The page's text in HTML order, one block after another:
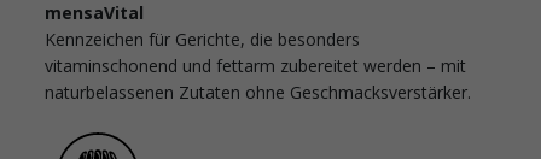
mensaVital
Kennzeichen für Gerichte, die besonders
vitaminschonend und fettarm zubereitet werden – mit
naturbelassenen Zutaten ohne Geschmacksverstärker.